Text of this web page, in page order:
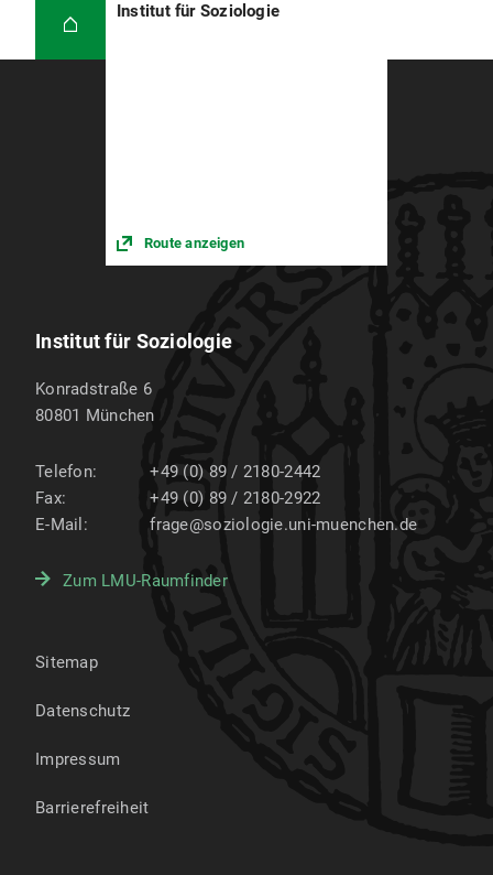
Institut für Soziologie
Route anzeigen
Institut für Soziologie
Konradstraße 6
80801 München
Telefon:
+49 (0) 89 / 2180-2442
Fax:
+49 (0) 89 / 2180-2922
E-Mail:
frage@soziologie.uni-muenchen.de
Zum LMU-Raumfinder
Sitemap
Datenschutz
Impressum
Barrierefreiheit